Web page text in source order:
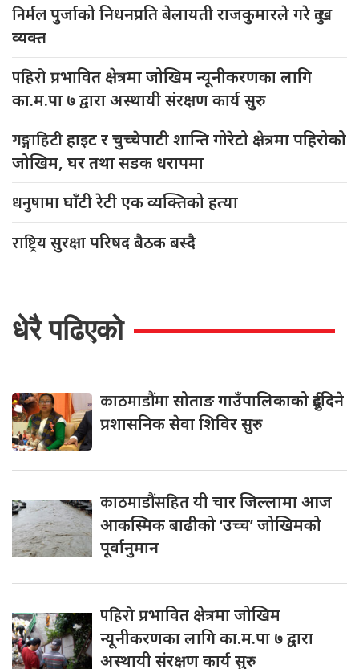
निर्मलपुर्जाको निधनप्रति बेलायती राजकुमारले गरे दुःख
व्यक्त
पहिरोप्रभावित क्षेत्रमा जोखिम न्यूनीकरणका लागि
का.म.पा ७ द्वारा अस्थायी संरक्षण कार्य सुरु
गङ्गाहिटीहाइट र चुच्चेपाटी शान्ति गोरेटो क्षेत्रमा पहिरोको
जोखिम, घर तथा सडक धरापमा
धनुषामाघाँटी रेटी एक व्यक्तिको हत्या
राष्ट्रियसुरक्षा परिषद बैठक बस्दै
धेरै पढिएको
काठमाडौंमासोताङ गाउँपालिकाको दुईदिने
प्रशासनिक सेवा शिविर सुरु
काठमाडौंसहितयी चार जिल्लामा आज
आकस्मिक बाढीको ‘उच्च’ जोखिमको
पूर्वानुमान
पहिरोप्रभावित क्षेत्रमा जोखिम
न्यूनीकरणका लागि का.म.पा ७ द्वारा
अस्थायी संरक्षण कार्य सुरु